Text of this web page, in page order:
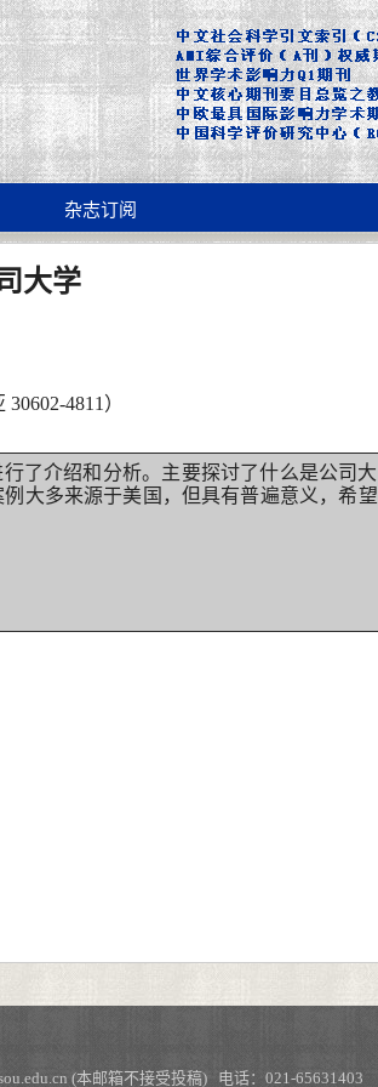
杂志订阅
大学
4811）
了介绍和分析。主要探讨了什么是公司大
大多来源于美国，但具有普遍意义，希望
(本邮箱不接受投稿) 电话：021-65631403